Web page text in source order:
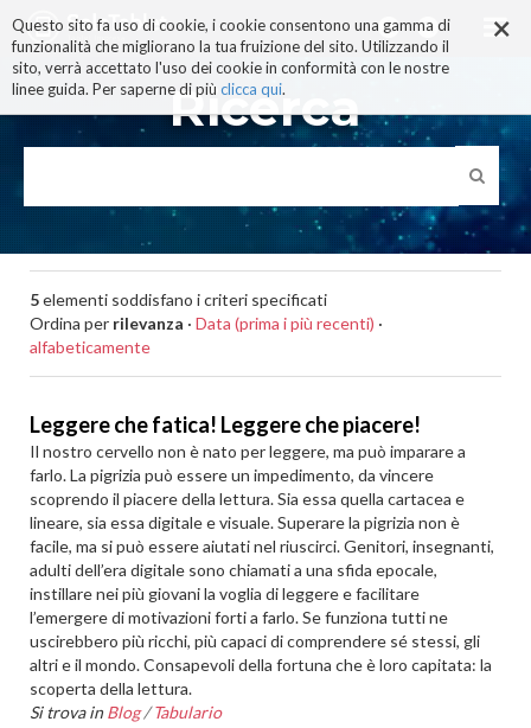
×
Questo sito fa uso di cookie, i cookie consentono una gamma di
funzionalità che migliorano la tua fruizione del sito. Utilizzando il
sito, verrà accettato l'uso dei cookie in conformità con le nostre
linee guida. Per saperne di più clicca qui.
ai
contenuti.
|
alla
navigazione
Ricerca
5elementi soddisfano i criteri specificati
Ordina per rilevanza · Data (prima i più recenti) ·
alfabeticamente
Leggere che fatica! Leggere che piacere!
Il nostro cervello non è nato per leggere, ma può imparare a
farlo. La pigrizia può essere un impedimento, da vincere
scoprendo il piacere della lettura. Sia essa quella cartacea e
lineare, sia essa digitale e visuale. Superare la pigrizia non è
facile, ma si può essere aiutati nel riuscirci. Genitori, insegnanti,
adulti dell’era digitale sono chiamati a una sfida epocale,
instillare nei più giovani la voglia di leggere e facilitare
l’emergere di motivazioni forti a farlo. Se funziona tutti ne
uscirebbero più ricchi, più capaci di comprendere sé stessi, gli
altri e il mondo. Consapevoli della fortuna che è loro capitata: la
scoperta della lettura.
Si trova in Blog /Tabulario